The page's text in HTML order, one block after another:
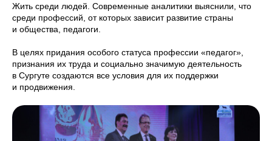
Жить среди людей. Современные аналитики выяснили, что
среди профессий, от которых зависит развитие страны
и общества, педагоги.
В целях придания особого статуса профессии «педагог»,
признания их труда и социально значимую деятельность
в Сургуте создаются все условия для их поддержки
и продвижения.